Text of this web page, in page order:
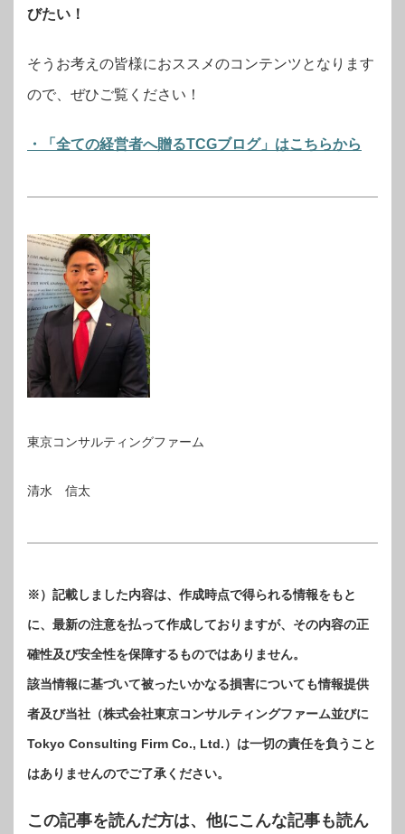
びたい！
そうお考えの皆様におススメのコンテンツとなります
ので、ぜひご覧ください！
・「全ての経営者へ贈るTCGブログ」はこちらから
東京コンサルティングファーム
清水 信太
※）記載しました内容は、作成時点で得られる情報をもと
に、最新の注意を払って作成しておりますが、その内容の正
確性及び安全性を保障するものではありません。
該当情報に基づいて被ったいかなる損害についても情報提供
者及び当社（株式会社東京コンサルティングファーム並びに
Tokyo Consulting Firm Co., Ltd.）は一切の責任を負うこと
はありませんのでご了承ください。
この記事を読んだ方は、他にこんな記事も読ん